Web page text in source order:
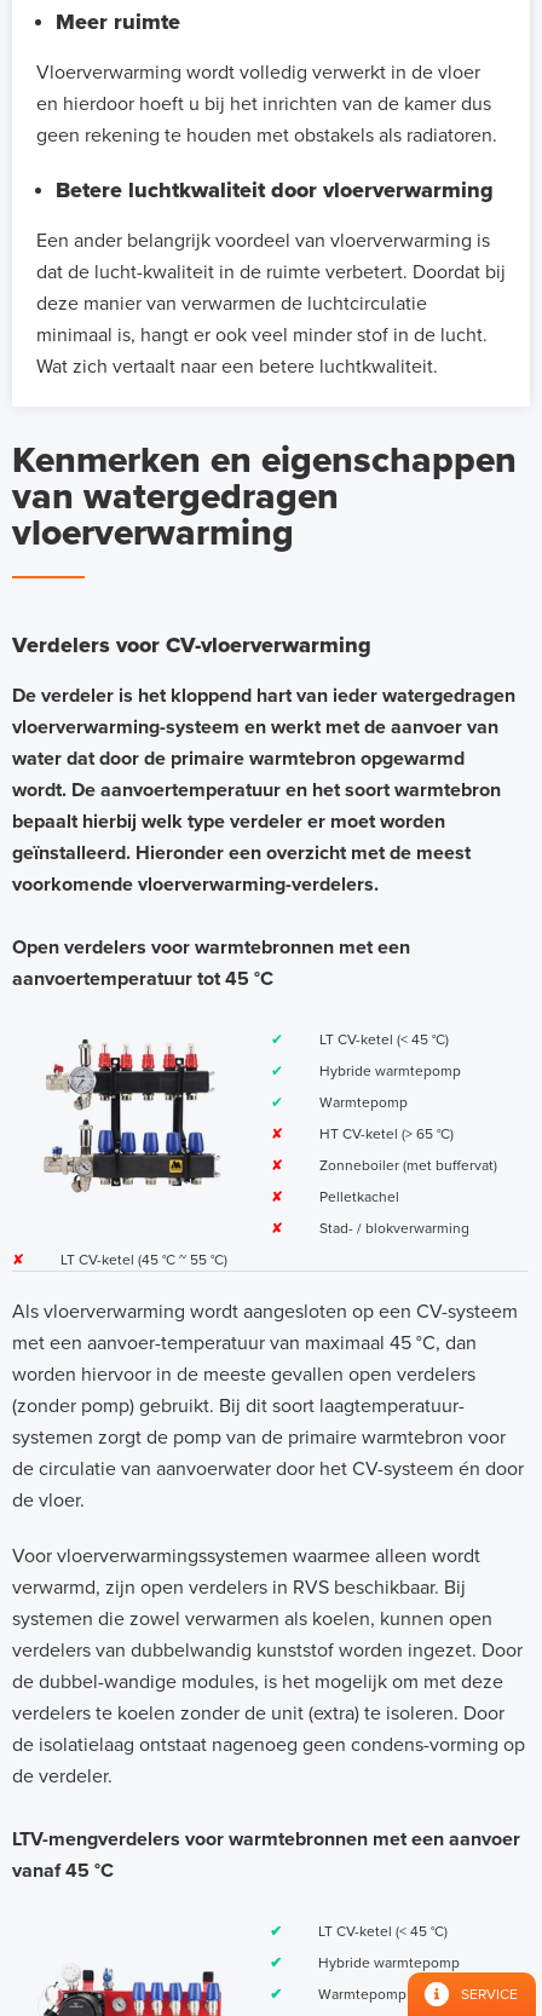
Meer ruimte
Vloerverwarming wordt volledig verwerkt in de vloer
en hierdoor hoeft u bij het inrichten van de kamer dus
geen rekening te houden met obstakels als radiatoren.
Betere luchtkwaliteit door vloerverwarming
Een ander belangrijk voordeel van vloerverwarming is
dat de lucht-kwaliteit in de ruimte verbetert. Doordat bij
deze manier van verwarmen de luchtcirculatie
minimaal is, hangt er ook veel minder stof in de lucht.
Wat zich vertaalt naar een betere luchtkwaliteit.
Kenmerken en eigenschappen
van watergedragen
vloerverwarming
Verdelers voor CV-vloerverwarming
De verdeler is het kloppend hart van ieder watergedragen
vloerverwarming-systeem en werkt met de aanvoer van
water dat door de primaire warmtebron opgewarmd
wordt. De aanvoertemperatuur en het soort warmtebron
bepaalt hierbij welk type verdeler er moet worden
geïnstalleerd. Hieronder een overzicht met de meest
voorkomende vloerverwarming-verdelers.
Open verdelers voor warmtebronnen met een
aanvoertemperatuur tot 45 °C
✔
LT CV-ketel (< 45 °C)
✔
Hybride warmtepomp
✔
Warmtepomp
✘
HT CV-ketel (> 65 °C)
✘
Zonneboiler (met buffervat)
✘
Pelletkachel
✘
Stad- / blokverwarming
✘
LT CV-ketel (45 °C ~ 55 °C)
Als vloerverwarming wordt aangesloten op een CV-systeem
met een aanvoer-temperatuur van maximaal 45 °C, dan
worden hiervoor in de meeste gevallen open verdelers
(zonder pomp) gebruikt. Bij dit soort laagtemperatuur-
systemen zorgt de pomp van de primaire warmtebron voor
de circulatie van aanvoerwater door het CV-systeem én door
de vloer.
Voor vloerverwarmingssystemen waarmee alleen wordt
verwarmd, zijn open verdelers in RVS beschikbaar. Bij
systemen die zowel verwarmen als koelen, kunnen open
verdelers van dubbelwandig kunststof worden ingezet. Door
de dubbel-wandige modules, is het mogelijk om met deze
verdelers te koelen zonder de unit (extra) te isoleren. Door
de isolatielaag ontstaat nagenoeg geen condens-vorming op
de verdeler.
LTV-mengverdelers voor warmtebronnen met een aanvoer
vanaf 45 °C
✔
LT CV-ketel (< 45 °C)
✔
Hybride warmtepomp
✔
Warmtepomp SERVICE